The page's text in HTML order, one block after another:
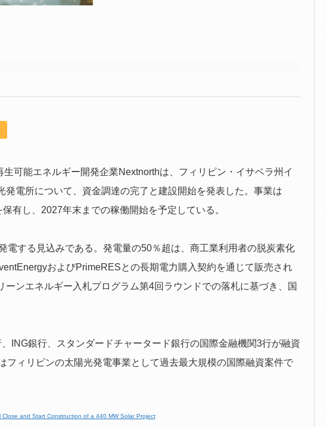
可能エネルギー開発企業Nextnorthは、フィリピン・イサベラ州イ
発電所について、資金調達の完了と建設開始を発表した。事業は
有し、2027年末までの稼働開始を予定している。
電する見込みである。発電量の50％超は、商工業利用者の脱炭素化
およびPrimeRESとの長期電力購入契約を通じて販売され
ーンエネルギー入札プログラム第4回ラウンドでの落札に基づき、国
ING銀行、スタンダードチャータード銀行の国際金融機関3行が融資
フィリピンの太陽光発電事業として過去最大規模の国際融資案件で
and Start Construction of a 440 MW Solar Project